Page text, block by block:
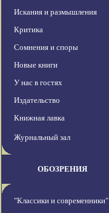
Искания и размышления
Критика
Сомнения и споры
Новые книги
У нас в гостях
Издательство
Книжная лавка
Журнальный зал
ОБОЗРЕНИЯ
"Классики и современники"